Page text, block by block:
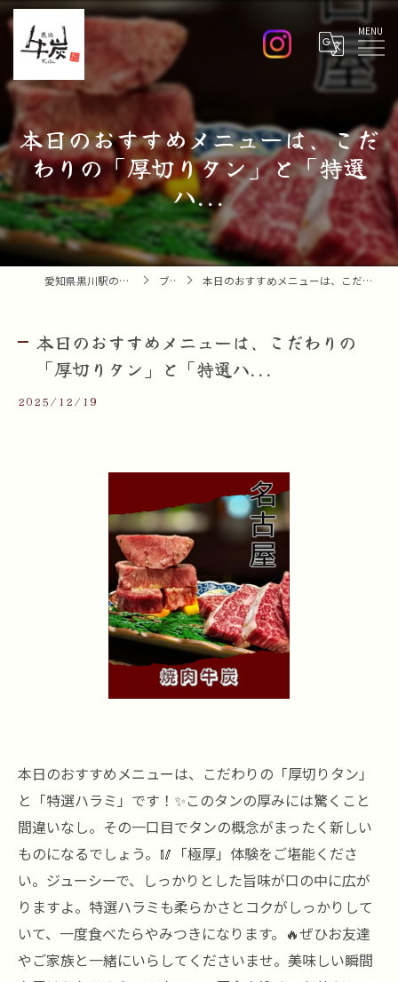
Menu
本日のおすすめメニューは、こだ
わりの「厚切りタン」と「特選
ハ...
愛知県黒川駅の焼肉なら焼肉 牛炭 ブログ 本日のおすすめメニューは、こだわりの「厚切りタン」と「特選ハ...
本日のおすすめメニューは、こだわりの
「厚切りタン」と「特選ハ...
2025/12/19
本日のおすすめメニューは、こだわりの「厚切りタン」
と「特選ハラミ」です！✨このタンの厚みには驚くこと
間違いなし。その一口目でタンの概念がまったく新しい
ものになるでしょう。🥢「極厚」体験をご堪能くださ
い。ジューシーで、しっかりとした旨味が口の中に広が
りますよ。特選ハラミも柔らかさとコクがしっかりして
いて、一度食べたらやみつきになります。🔥ぜひお友達
やご家族と一緒にいらしてくださいませ。美味しい瞬間